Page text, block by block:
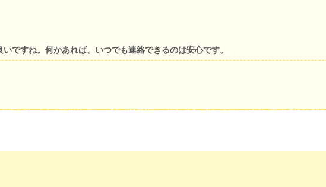
ですね。何かあれば、いつでも連絡できるのは安心です。